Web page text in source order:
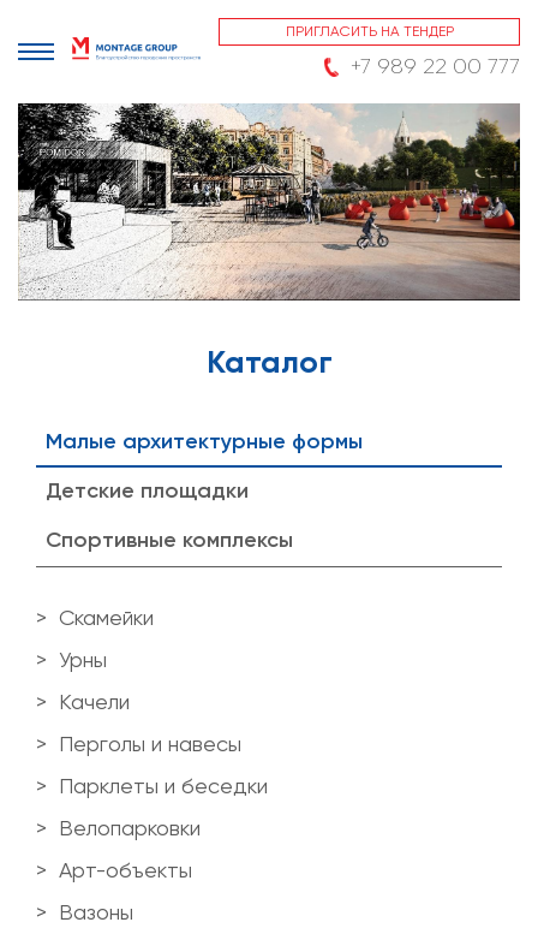
ПРИГЛАСИТЬ НА ТЕНДЕР
+7 989 22 00 777
Каталог
Малые архитектурные формы
Детские площадки
Спортивные комплексы
Скамейки
Урны
Качели
Перголы и навесы
Парклеты и беседки
Велопарковки
Арт-объекты
Вазоны